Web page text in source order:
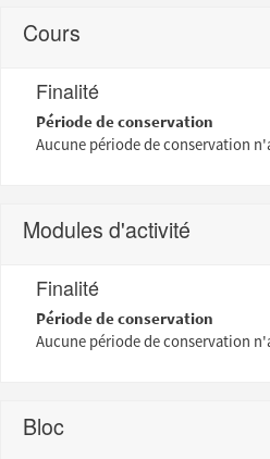
Cours
Finalité
Période de conservation
Aucune période de conservation
Modules d'activité
Finalité
Période de conservation
Aucune période de conservation
Bloc